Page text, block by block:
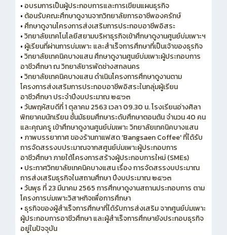
• อบรมการเป็นผู้ประกอบการและการเขียนแผนธุรกิจ
• ต้อนรับคณะศึกษาดูงานจากวิทยาลัยการอาชีพองครักษ์
• ศึกษาดูงานโครงการส่งเสริมการประกอบอาชีพอิสระ
•วิทยาลัยเทคโนโลยีสยามบริหาธุรกิจเข้าศึกษาดูงานศูนย์บ่มเพาะฯ
• ผู้เรียนที่ผ่านการบ่มเพาะ และสำเร็จการศึกษาที่เป็นเจ้าของธุรกิจ
•วิทยาลัยเทคนิคบางแสน ศึกษาดูงานศูนย์บ่มเพาะผู้ประกอบการ
อาชีวศึกษา ณ วิทยาลัยารพัดช่างสกลนคร
•วิทยาลัยเทคนิคบางแสน ดำเนินโครงการศึกษาดูงานตาม
โครงการส่งเสริมการประกอบอาชีพอิสระในกลุ่มผู้เรียน
อาชีวศึกษา ประจำปีงบประมาณ ๒๕๖๓
•วันพฤหัสบดีที่ 1 ตุลาคม 2563 เวลา 09.30 น. โรงเรียนอ่างศิลา
พิทยาคมนักเรียน ชั้นมัธยมศึกษาระดับศึกษาตอนต้น จำนวน 40 คน
และคุณครู เข้าศึกษาดูงานศูนย์บ่มเพาะ วิทยาลัยเทคนิคบางแสน
• ภาพบรรยากาศ ของร้านกาแฟสด 'Bangsaen Coffee' ที่ได้รับ
การจัดสรรงบประมาณจากสศูนย์บ่มเพาะผู้ประกอบการ
อาชีวศึกษา ภายใต้โครงการสร้างผู้ประกอบการใหม่ (SMEs)
• ประกาศวิทยาลัยเทคนิคบางแสน เรื่อง การจัดสรรงบประมาณ
การส่งเสริมธุรกิจในสถานศึกษา ปีงบประมาณ ๒๕๖๓
•วันพุธ ที่ 23 มีนาคม 2565 การศึกษาดูงานสถานประกอบการ ตาม
โครงการบ่มเพาะวิสาหกิจเพื่อการศึกษา
• ธุรกิจของผู้สำเร็จการศึกษาที่ได้รับการส่งเสริม จากศูนย์บ่มเพาะ
ผู้ประกอบการอาชีวศึกษา และผู้สำเร็จการศึกษายังประกอบธุรกิจ
อยู่ในปัจจุบัน